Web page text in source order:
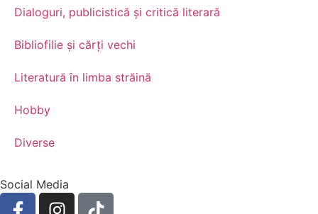
Dialoguri, publicistică și critică literară
Bibliofilie și cărți vechi
Literatură în limba străină
Hobby
Diverse
Social Media